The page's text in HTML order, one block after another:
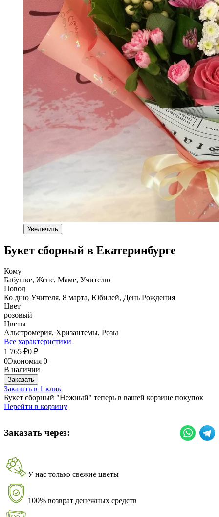
Увеличить
Букет сборный в Екатеринбурге
Кому
Бабушке, Жене, Маме, Учителю
Повод
Ко дню Учителя, 8 марта, Юбилей, День Рождения
Цвет
розовый
Цветы
Альстромерия, Хризантемы, Розы
Все характеристики
1 765 ₽0 ₽
0Экономия 0
В наличии
Заказать
Заказать в 1 клик
Букет сборный "Нежный" теперь в вашей корзине покупок
Перейти в корзину
Заказать через:
У нас только свежие цветы
100% возврат денежных средств